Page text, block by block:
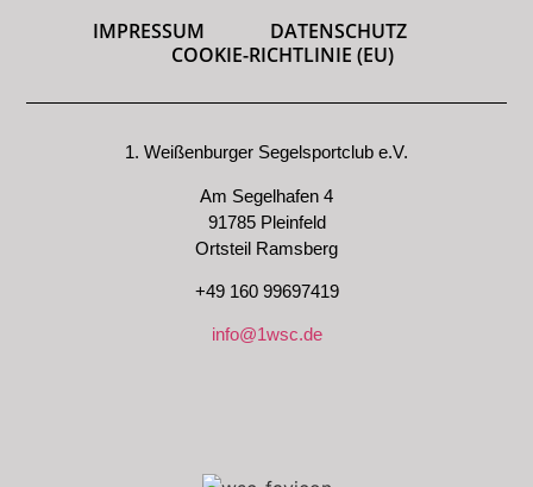
IMPRESSUM
DATENSCHUTZ
COOKIE-RICHTLINIE (EU)
1. Weißenburger Segelsportclub e.V.
Am Segelhafen 4
91785 Pleinfeld
Ortsteil Ramsberg
+49 160 99697419
info@1wsc.de